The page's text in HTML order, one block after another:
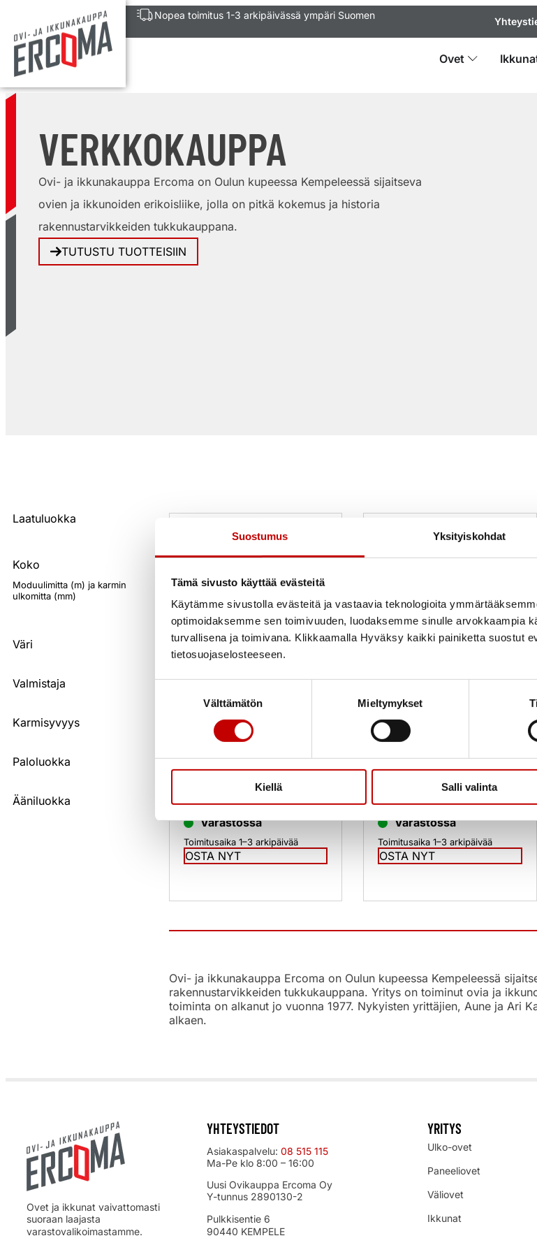
Suostumus Yksityiskohdat
Tämä sivusto käyttää evästeitä
Käytämme sivustolla evästeitä ja vastaavia teknologioita
optimoidaksemme sen toimivuuden, luodaksemme sinulle arvokkaampia
turvallisena ja toimivana. Klikkaamalla Hyväksy kaikki painiketta suostut
tietosuojaselosteeseen.
Välttämätön Mieltymykset
Kiellä Salli valinta
Nopea toimitus 1-3 arkipäivässä ympäri Suomen
Ovet
VERKKOKAUPPA
Ovi- ja ikkunakauppa Ercoma on Oulun kupeessa Kempeleessä sijaitseva
ovien ja ikkunoiden erikoisliike, jolla on pitkä kokemus ja historia
rakennustarvikkeiden tukkukauppana.
TUTUSTU TUOTTEISIIN
Laatuluokka
Koko
Moduulimitta (m) ja karmin
ulkomitta (mm)
Väri
Valmistaja
Karmisyvyys
Paloluokka
Ääniluokka
Ulko-oven painike 1059
MS/CR 65-80mm
Varastossa
Toimitusaika 1–3 arkipäivää
OSTA NYT
Ulko-oven painike 1059
Ms/HCR 65-80mm
Varastossa
Toimitusaika 1–3 arkipäivää
OSTA NYT
Ovi- ja ikkunakauppa Ercoma on Oulun kupeessa Kempeleessä
rakennustarvikkeiden tukkukauppana. Yritys on toiminut ovia ja
toiminta on alkanut jo vuonna 1977. Nykyisten yrittäjien, Aune ja Ari
alkaen.
Ovet ja ikkunat vaivattomasti
suoraan laajasta
varastovalikoimastamme.
YHTEYSTIEDOT
Asiakaspalvelu: 08 515 115
Ma-Pe klo 8:00 – 16:00
Uusi Ovikauppa Ercoma Oy
Y-tunnus 2890130-2
Pulkkisentie 6
90440 KEMPELE
YRITYS
Ulko-ovet
Paneeliovet
Väliovet
Ikkunat